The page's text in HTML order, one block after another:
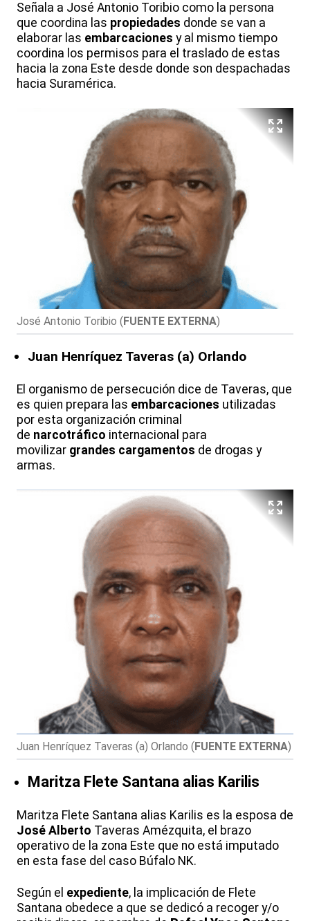
Señala a José Antonio Toribio como la persona
que coordina las propiedades donde se van a
elaborar las embarcaciones y al mismo tiempo
coordina los permisos para el traslado de estas
hacia la zona Este desde donde son despachadas
hacia Suramérica.
José Antonio Toribio ( FUENTE EXTERNA)
Juan Henríquez Taveras (a) Orlando
El organismo de persecución dice de Taveras, que
es quien prepara las embarcaciones utilizadas
por esta organización criminal
de narcotráfico internacional para
movilizar grandes cargamentos de drogas y
armas.
Juan Henríquez Taveras (a) Orlando (FUENTE EXTERNA)
Maritza Flete Santana alias Karilis
Maritza Flete Santana alias Karilis es la esposa de
José Alberto Taveras Amézquita, el brazo
operativo de la zona Este que no está imputado
en esta fase del caso Búfalo NK.
Según el expediente, la implicación de Flete
Santana obedece a que se dedicó a recoger y/o